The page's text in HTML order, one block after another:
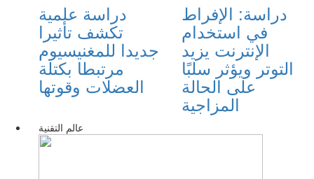
دراسة علمية
تكشف تأثيرا
جديدا للمغنيسيوم
مرتبطا بكتلة
العضلات وقوتها
دراسة: الإفراط
في استخدام
الإنترنت يزيد
التوتر ويؤثر سلبًا
على الحالة
المزاجية
عالم التقنية